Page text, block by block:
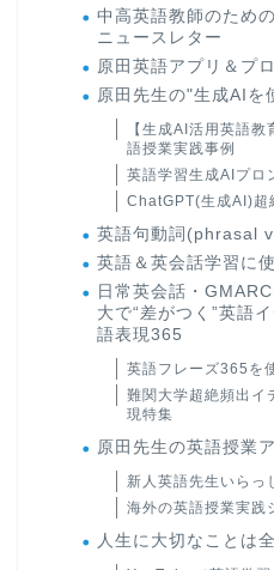
中高英語教師のため
ニュースレター
原田英語アプリ＆プ
原田先生の"生成AIを
【生成AI活用英語
語授業実践事例
英語学習生成AIプロ
ChatGPT(生成AI)超
英語句動詞(phrasal
英語＆英会話学習に
日常英会話・
大で“差がつく”英語
語表現365
英語フレーズ365を
難関大学超絶頻出イ
現特集
原田先生の英語授業
新人英語先生いらっ
海外の英語授業実践
人生に大切なことは